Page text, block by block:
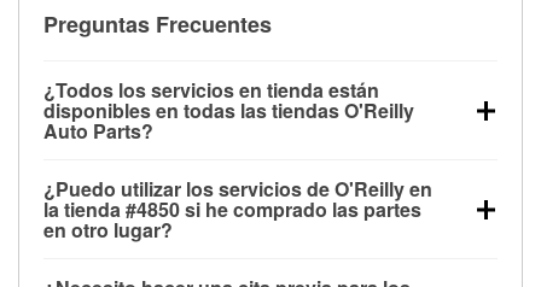
Preguntas Frecuentes
¿Todos los servicios en tienda están
disponibles en todas las tiendas O'Reilly
Auto Parts?
las pruebas de batería, pruebas de alternador y
motor de arranque, revisión de la luz “Check Engine”
con O'Reilly VeriScan® e instalación de
limpiaparabrisas o bombillas, están disponibles en
¿Puedo utilizar los servicios de O'Reilly en
la tienda #4850 si he comprado las partes
en otro lugar?